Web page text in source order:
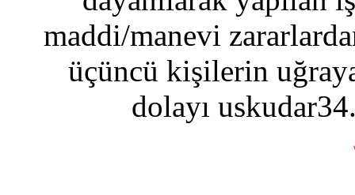
maddi/manevi
üçüncü kişilerin
dolayı